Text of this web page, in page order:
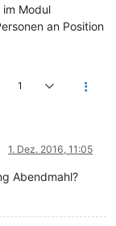
Modul
an Position
1
1. Dez. 2016, 11:05
Abendmahl?